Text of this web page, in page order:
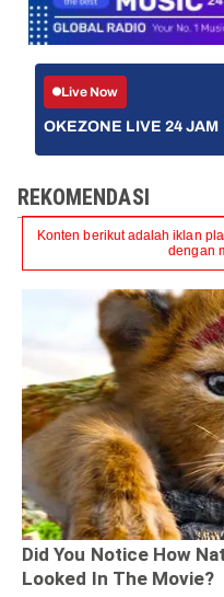
Live Now
OKEZONE LIVE 24 JAM